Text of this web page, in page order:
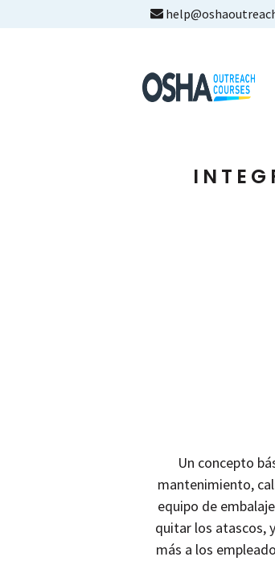
Un concepto
mantenimiento,
equipo de
quitar los atascos,
más a los